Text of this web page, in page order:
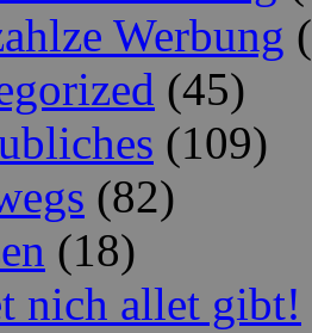
Werbung
(45)
(109)
(82)
(18)
nich allet gibt!